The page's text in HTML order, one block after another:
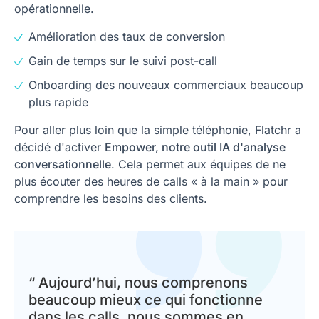
opérationnelle.
Amélioration des taux de conversion
Gain de temps sur le suivi post-call
Onboarding des nouveaux commerciaux beaucoup
plus rapide
Pour aller plus loin que la simple téléphonie, Flatchr a
décidé d'activer Empower, notre outil IA d'analyse
conversationnelle. Cela permet aux équipes de ne
plus écouter des heures de calls « à la main » pour
comprendre les besoins des clients.
“ Aujourd’hui, nous comprenons
beaucoup mieux ce qui fonctionne